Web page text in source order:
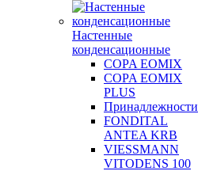
Настенные
конденсационные
COPA EOMIX
COPA EOMIX
PLUS
Принадлежности
FONDITAL
ANTEA KRB
VIESSMANN
VITODENS 100